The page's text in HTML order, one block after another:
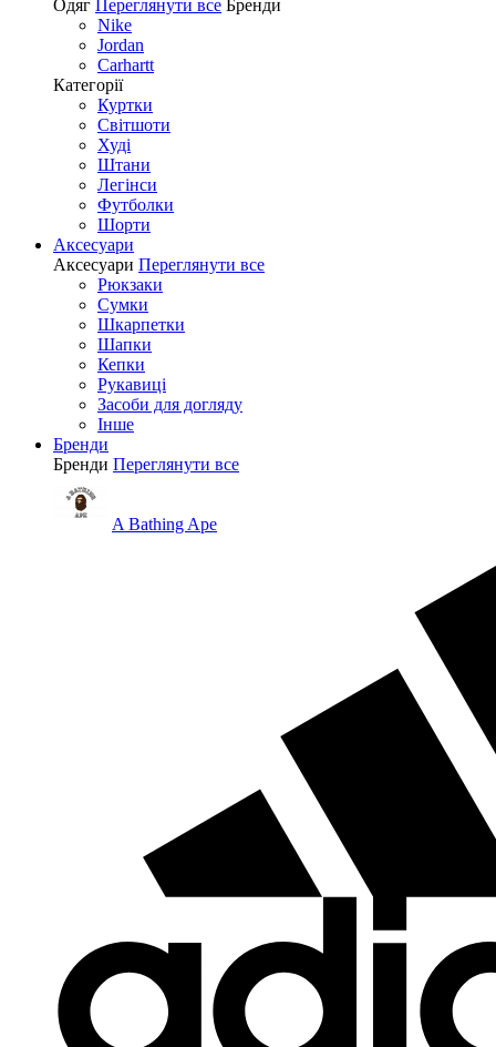
Одяг Переглянути все Бренди
Nike
Jordan
Carhartt
Категорії
Куртки
Світшоти
Худі
Штани
Легінси
Футболки
Шорти
Аксесуари
Аксесуари Переглянути все
Рюкзаки
Сумки
Шкарпетки
Шапки
Кепки
Рукавиці
Засоби для догляду
Інше
Бренди
Бренди Переглянути все
A Bathing Ape